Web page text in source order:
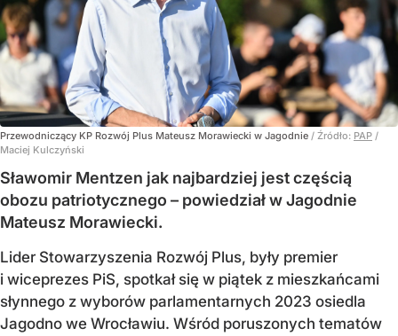
Przewodniczący KP Rozwój Plus Mateusz Morawiecki w Jagodnie / Źródło: PAP /
Maciej Kulczyński
Sławomir Mentzen jak najbardziej jest częścią
obozu patriotycznego – powiedział w Jagodnie
Mateusz Morawiecki.
Lider Stowarzyszenia Rozwój Plus, były premier
i wiceprezes PiS, spotkał się w piątek z mieszkańcami
słynnego z wyborów parlamentarnych 2023 osiedla
Jagodno we Wrocławiu. Wśród poruszonych tematów